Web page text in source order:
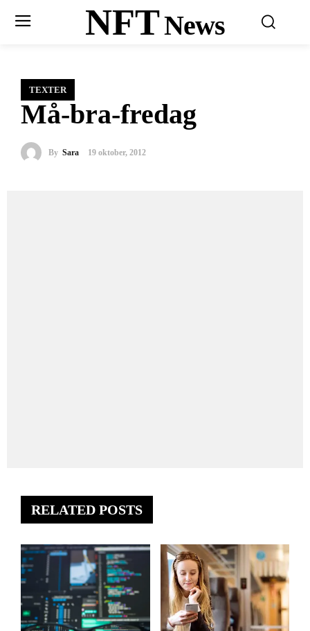
NFTNews
TEXTER
Må-bra-fredag
By Sara 19 oktober, 2012
RELATED POSTS